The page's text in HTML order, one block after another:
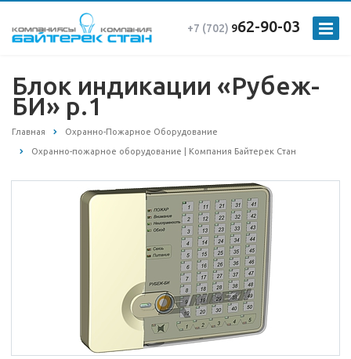
+7 (702) 962-90-03
Блок индикации «Рубеж-
БИ» р.1
Главная Охранно-Пожарное Оборудование
Охранно-пожарное оборудование | Компания Байтерек Стан